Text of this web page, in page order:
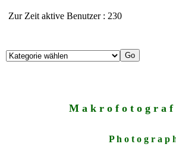
Zur Zeit aktive Benutzer : 230
M a k r o f o t o g r a
P h o t o g r a